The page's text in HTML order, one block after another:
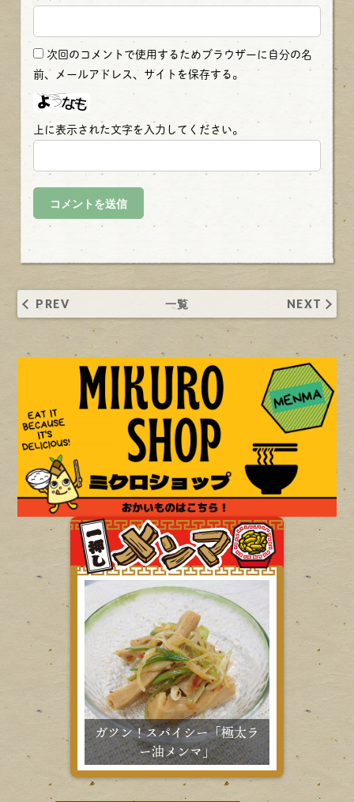
次回のコメントで使用するためブラウザーに自分の名
前、メールアドレス、サイトを保存する。
上に表示された文字を入力してください。
PREV 一覧 NEXT
ガツン！スパイシー「極太ラ
ー油メンマ」